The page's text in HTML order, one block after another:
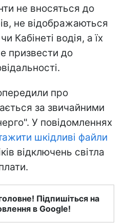
не вносяться до
не відображаються
Кабінеті водія, а їх
призвести до
про
за звичайними
У повідомленнях
шкідливі файли
відключень світла
Підпишіться на
в Google!